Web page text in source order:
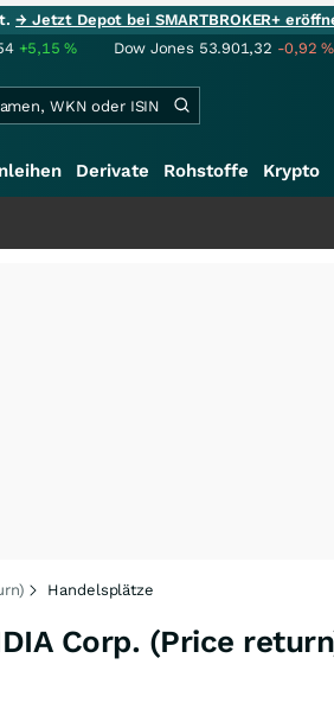
→ Jetzt Depot bei SMARTBROKER+
+5,15% Dow Jones 53.901,32 -0,92%
Derivate Rohstoffe Krypto
Handelsplätze
Corp. (Price